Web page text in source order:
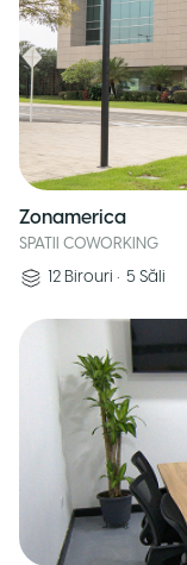
Zonamerica
SPATII COWORKING
12 Birouri • 5 Săli